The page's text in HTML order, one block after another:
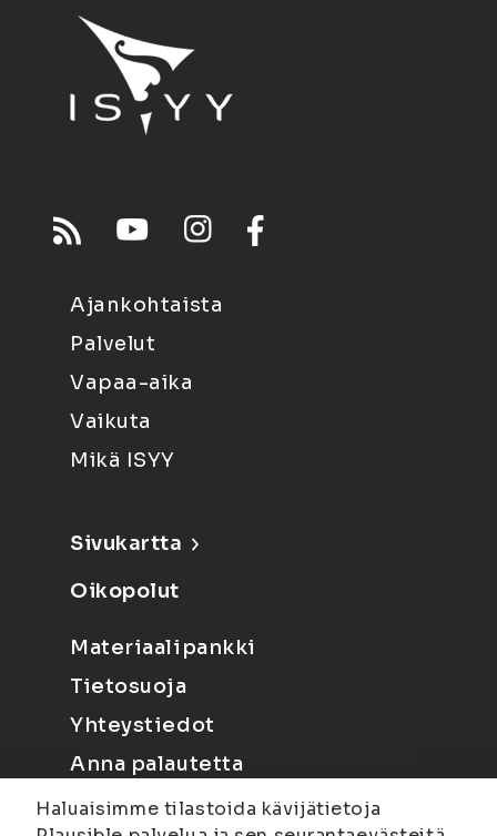
Ajankohtaista
Palvelut
Vapaa-aika
Vaikuta
Mikä ISYY
Sivukartta
Oikopolut
Materiaalipankki
Tietosuoja
Yhteystiedot
Anna palautetta
Haluaisimme tilastoida kävijätietoja